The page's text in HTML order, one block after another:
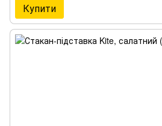
Купити